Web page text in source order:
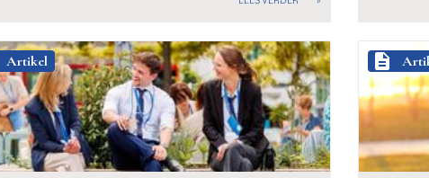
Artikel description